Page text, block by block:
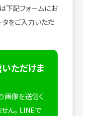
下記フォームにお
をご入力いただ
ただけま
画像を送信く
ん。 LINEで